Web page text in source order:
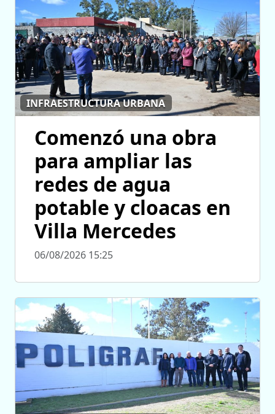
INFRAESTRUCTURA URBANA
Comenzó una obra
para ampliar las
redes de agua
potable y cloacas en
Villa Mercedes
06/08/2026 15:25